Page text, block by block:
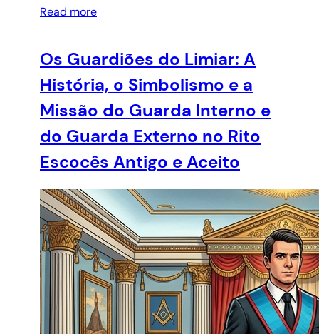
Read more
Os Guardiões do Limiar: A
História, o Simbolismo e a
Missão do Guarda Interno e
do Guarda Externo no Rito
Escocês Antigo e Aceito